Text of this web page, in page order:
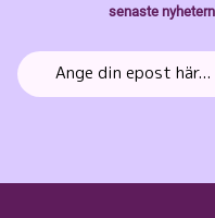
senaste